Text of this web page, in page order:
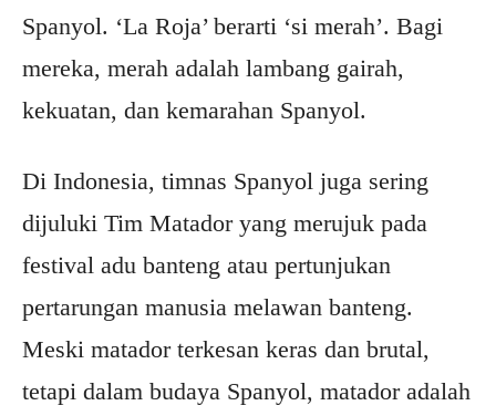
Spanyol. ‘La Roja’ berarti ‘si merah’. Bagi
mereka, merah adalah lambang gairah,
kekuatan, dan kemarahan Spanyol.
Di Indonesia, timnas Spanyol juga sering
dijuluki Tim Matador yang merujuk pada
festival adu banteng atau pertunjukan
pertarungan manusia melawan banteng.
Meski matador terkesan keras dan brutal,
tetapi dalam budaya Spanyol, matador adalah